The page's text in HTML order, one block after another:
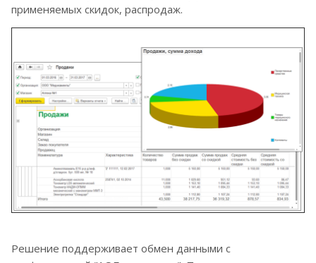
применяемых скидок, распродаж.
Решение поддерживает обмен данными с